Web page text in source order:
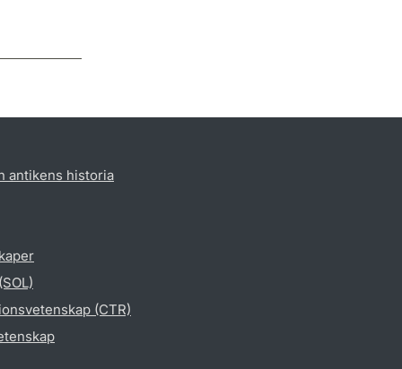
antikens historia
(CTR)